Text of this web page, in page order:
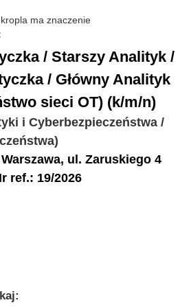
ma znaczenie
/ Starszy Analityk /
/ Główny Analityk
sieci OT) (k/m/n)
i Cyberbezpieczeństwa /
ul. Zaruskiego 4
ref.: 19/2026